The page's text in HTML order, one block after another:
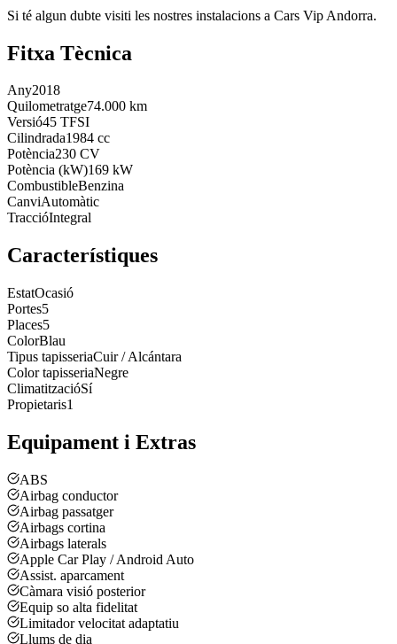
Si té algun dubte visiti les nostres instalacions a Cars Vip Andorra.
Fitxa Tècnica
Any2018
Quilometratge74.000 km
Versió45 TFSI
Cilindrada1984 cc
Potència230 CV
Potència (kW)169 kW
CombustibleBenzina
CanviAutomàtic
TraccióIntegral
Característiques
EstatOcasió
Portes5
Places5
ColorBlau
Tipus tapisseriaCuir / Alcántara
Color tapisseriaNegre
ClimatitzacióSí
Propietaris1
Equipament i Extras
ABS
Airbag conductor
Airbag passatger
Airbags cortina
Airbags laterals
Apple Car Play / Android Auto
Assist. aparcament
Càmara visió posterior
Equip so alta fidelitat
Limitador velocitat adaptatiu
Llums de dia